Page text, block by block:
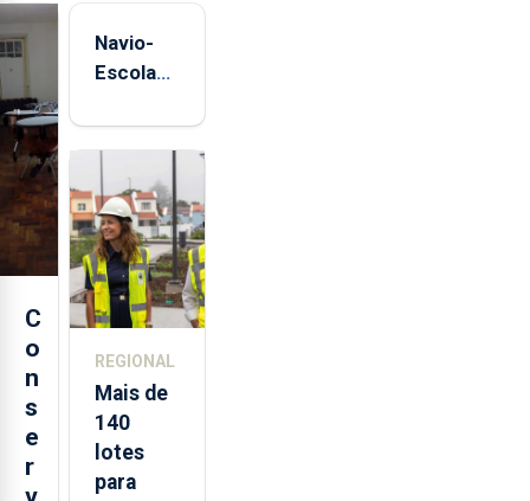
C
o
n
s
e
r
Navio-
Escola
está de
aos
Açores
REGIONAL
Mais de
140
lotes
para